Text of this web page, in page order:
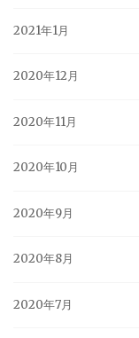
2021年1月
2020年12月
2020年11月
2020年10月
2020年9月
2020年8月
2020年7月